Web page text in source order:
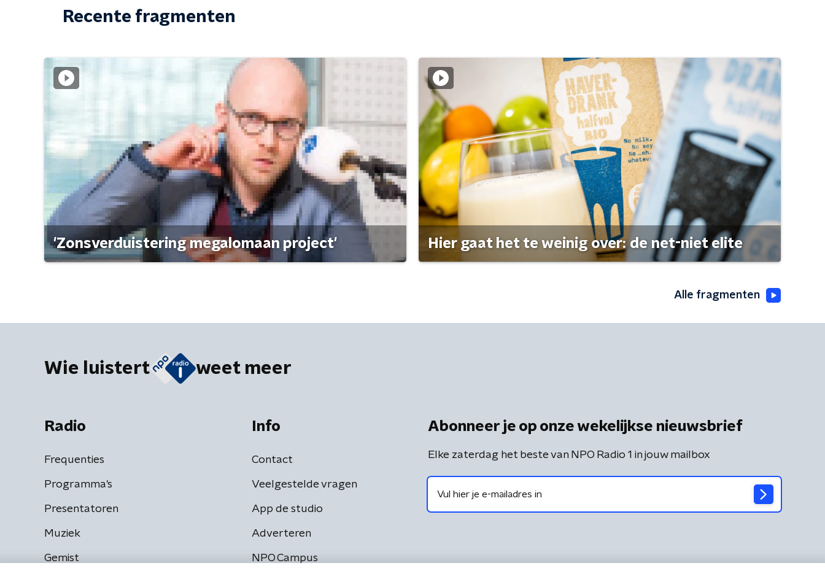
Recente fragmenten
'Zonsverduistering megalomaan project' Hier gaat het te weinig over: de net-niet elite
Alle fragmenten
Wie luistert weet meer
Radio
Frequenties
Programma's
Presentatoren
Muziek
Gemist
Info
Contact
Veelgestelde vragen
App de studio
Adverteren
NPO Campus
Abonneer je op onze wekelijkse nieuwsbrief
Elke zaterdag het beste van NPO Radio 1 in jouw mailbox